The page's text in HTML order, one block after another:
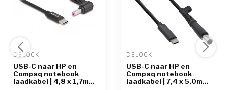
DELOCK
USB-C naar HP en
Compaq notebook
laadkabel | 4,8 x 1,7mm
DELOCK
USB-C naar HP en
Compaq notebook
laadkabel | 7,4 x 5,0mm